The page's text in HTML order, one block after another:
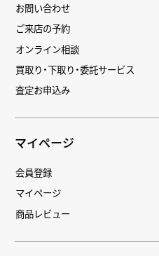
お問い合わせ
ご来店の予約
オンライン相談
買取り・下取り・委託サービス
査定お申込み
マイページ
会員登録
マイページ
商品レビュー